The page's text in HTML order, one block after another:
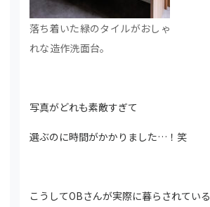
落ち着いた緑のタイルがおしゃ
れな造作洗面台。
写真がどれも素敵すぎて
選ぶのに時間がかかりました…！笑
こうしてOBさんが実際に暮らされている